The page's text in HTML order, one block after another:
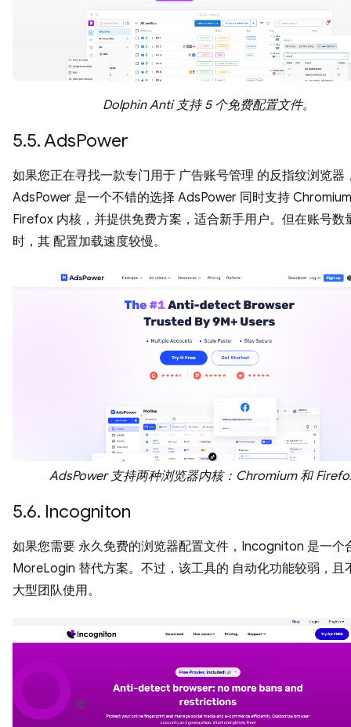
Dolphin Anti 支持 5 个免费配置文件。
5.5. AdsPower
如果您正在寻找一款专门用于 广告账号管理 的反指纹浏览器
AdsPower 是一个不错的选择 AdsPower 同时支持
Firefox 内核，并提供免费方案，适合新手用户。但在账号数
时，其 配置加载速度较慢。
AdsPower 支持两种浏览器内核：Chromium 和
5.6. Incogniton
如果您需要 永久免费的浏览器配置文件，Incogniton 是一个
MoreLogin 替代方案。不过，该工具的 自动化功能较弱，且
大型团队使用。